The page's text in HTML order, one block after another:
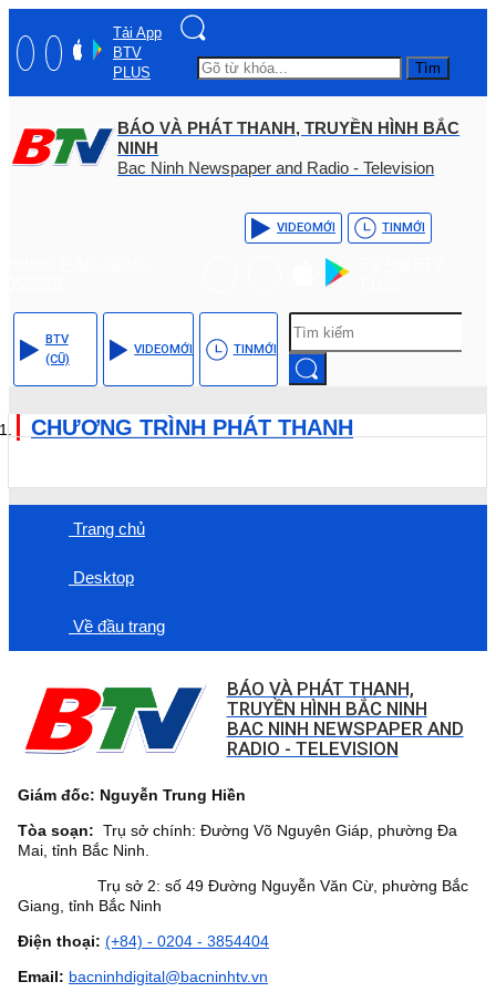
Tải App
BTV
PLUS
Tìm
BÁO VÀ PHÁT THANH, TRUYỀN HÌNH BẮC
NINH
Bac Ninh Newspaper and Radio - Television
VIDEOMỚI TINMỚI
BTV
(CŨ)
VIDEOMỚI TINMỚI
CHƯƠNG TRÌNH PHÁT THANH
Trang chủ
Desktop
Về đầu trang
BÁO VÀ PHÁT THANH,
TRUYỀN HÌNH BẮC NINH
BAC NINH NEWSPAPER AND
RADIO - TELEVISION
Giám đốc: Nguyễn Trung Hiền
Tòa soạn: Trụ sở chính: Đường Võ Nguyên Giáp, phường Đa
Mai, tỉnh Bắc Ninh.
Trụ sở 2: số 49 Đường Nguyễn Văn Cừ, phường Bắc
Giang, tỉnh Bắc Ninh
Điện thoại: (+84) - 0204 - 3854404
Email: bacninhdigital@bacninhtv.vn